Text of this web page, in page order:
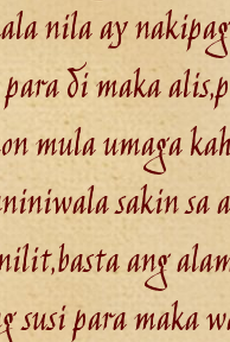
nila ay
di maka
mula umaga
sakin sa
ang
susi para maka